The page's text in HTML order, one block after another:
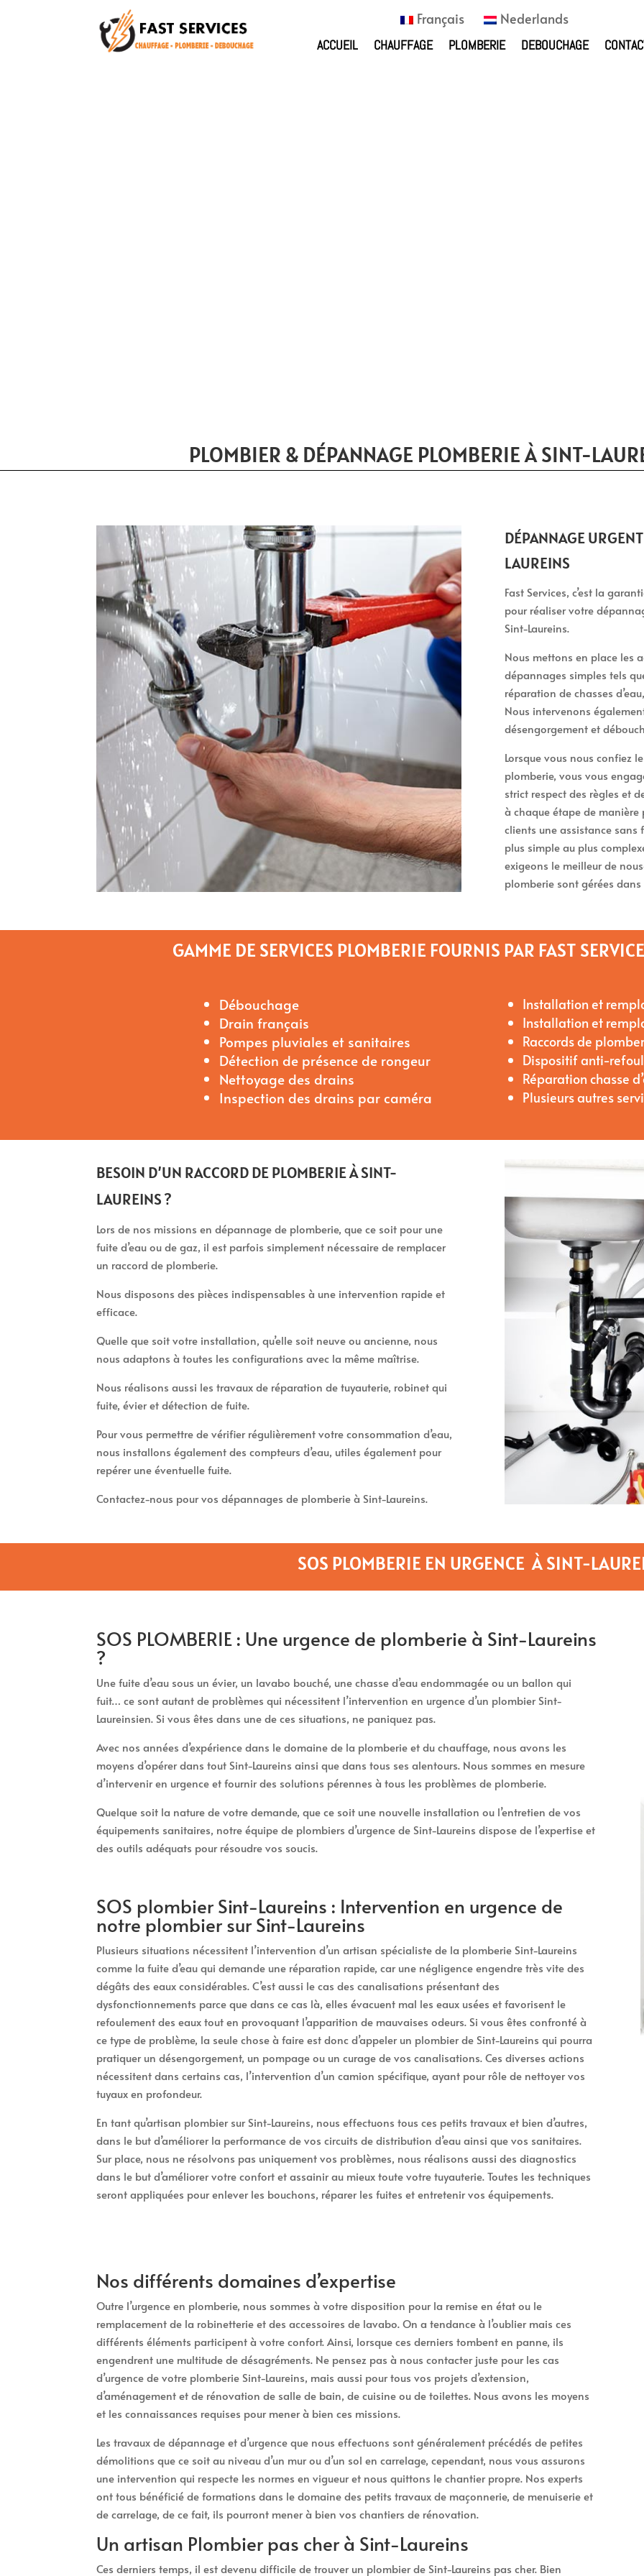
Français Nederlands
ACCUEIL CHAUFFAGE PLOMBERIE DEBOUCHAGE
PLOMBIER & DÉPANNAGE PLOMBERIE À SINT-
DÉPANNAGE
LAUREINS
Fast Services, c’est la
pour réaliser votre
Sint-Laureins.
Nous mettons en place les
dépannages simples tels
réparation de chasses
Nous intervenons
désengorgement et
Lorsque vous nous confiez
plomberie, vous vous
strict respect des règles et
à chaque étape de
clients une assistance
plus simple au plus
exigeons le meilleur de
plomberie sont gérées
GAMME DE SERVICES PLOMBERIE FOURNIS PAR FAST
Débouchage
Drain français
Pompes pluviales et sanitaires
Détection de présence de rongeur
Nettoyage des drains
Inspection des drains par caméra
Installation et
Installation et
Raccords de
Dispositif anti-
Réparation chasse
Plusieurs autres
BESOIN D’UN RACCORD DE PLOMBERIE À SINT-
LAUREINS ?
Lors de nos missions en dépannage de plomberie, que ce soit pour une
fuite d’eau ou de gaz, il est parfois simplement nécessaire de remplacer
un raccord de plomberie.
Nous disposons des pièces indispensables à une intervention rapide et
efficace.
Quelle que soit votre installation, qu’elle soit neuve ou ancienne, nous
nous adaptons à toutes les configurations avec la même maîtrise.
Nous réalisons aussi les travaux de réparation de tuyauterie, robinet qui
fuite, évier et détection de fuite.
Pour vous permettre de vérifier régulièrement votre consommation d’eau,
nous installons également des compteurs d’eau, utiles également pour
repérer une éventuelle fuite.
Contactez-nous pour vos dépannages de plomberie à Sint-Laureins.
SOS PLOMBERIE EN URGENCE À SINT-
SOS PLOMBERIE : Une urgence de plomberie à Sint-Laureins
?
Une fuite d’eau sous un évier, un lavabo bouché, une chasse d’eau endommagée ou un ballon qui
fuit… ce sont autant de problèmes qui nécessitent l’intervention en urgence d’un plombier Sint-
Laureinsien. Si vous êtes dans une de ces situations, ne paniquez pas.
Avec nos années d’expérience dans le domaine de la plomberie et du chauffage, nous avons les
moyens d’opérer dans tout Sint-Laureins ainsi que dans tous ses alentours. Nous sommes en mesure
d’intervenir en urgence et fournir des solutions pérennes à tous les problèmes de plomberie.
Quelque soit la nature de votre demande, que ce soit une nouvelle installation ou l’entretien de vos
équipements sanitaires, notre équipe de plombiers d’urgence de Sint-Laureins dispose de l’expertise et
des outils adéquats pour résoudre vos soucis.
SOS plombier Sint-Laureins : Intervention en urgence de
notre plombier sur Sint-Laureins
Plusieurs situations nécessitent l’intervention d’un artisan spécialiste de la plomberie Sint-Laureins
comme la fuite d’eau qui demande une réparation rapide, car une négligence engendre très vite des
dégâts des eaux considérables. C’est aussi le cas des canalisations présentant des
dysfonctionnements parce que dans ce cas là, elles évacuent mal les eaux usées et favorisent le
refoulement des eaux tout en provoquant l’apparition de mauvaises odeurs. Si vous êtes confronté à
ce type de problème, la seule chose à faire est donc d’appeler un plombier de Sint-Laureins qui pourra
pratiquer un désengorgement, un pompage ou un curage de vos canalisations. Ces diverses actions
nécessitent dans certains cas, l’intervention d’un camion spécifique, ayant pour rôle de nettoyer vos
tuyaux en profondeur.
En tant qu’artisan plombier sur Sint-Laureins, nous effectuons tous ces petits travaux et bien d’autres,
dans le but d’améliorer la performance de vos circuits de distribution d’eau ainsi que vos sanitaires.
Sur place, nous ne résolvons pas uniquement vos problèmes, nous réalisons aussi des diagnostics
dans le but d’améliorer votre confort et assainir au mieux toute votre tuyauterie. Toutes les techniques
seront appliquées pour enlever les bouchons, réparer les fuites et entretenir vos équipements.
Nos différents domaines d’expertise
Outre l’urgence en plomberie, nous sommes à votre disposition pour la remise en état ou le
remplacement de la robinetterie et des accessoires de lavabo. On a tendance à l’oublier mais ces
différents éléments participent à votre confort. Ainsi, lorsque ces derniers tombent en panne, ils
engendrent une multitude de désagréments. Ne pensez pas à nous contacter juste pour les cas
d’urgence de votre plomberie Sint-Laureins, mais aussi pour tous vos projets d’extension,
d’aménagement et de rénovation de salle de bain, de cuisine ou de toilettes. Nous avons les moyens
et les connaissances requises pour mener à bien ces missions.
Les travaux de dépannage et d’urgence que nous effectuons sont généralement précédés de petites
démolitions que ce soit au niveau d’un mur ou d’un sol en carrelage, cependant, nous vous assurons
une intervention qui respecte les normes en vigueur et nous quittons le chantier propre. Nos experts
ont tous bénéficié de formations dans le domaine des petits travaux de maçonnerie, de menuiserie et
de carrelage, de ce fait, ils pourront mener à bien vos chantiers de rénovation.
Un artisan Plombier pas cher à Sint-Laureins
Ces derniers temps, il est devenu difficile de trouver un plombier de Sint-Laureins pas cher. Bien